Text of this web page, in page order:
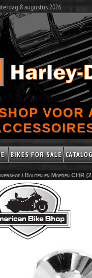
8 augustus 2026
VOOR
BIKES FOR SALE
/ Bouten en Moeren CHR